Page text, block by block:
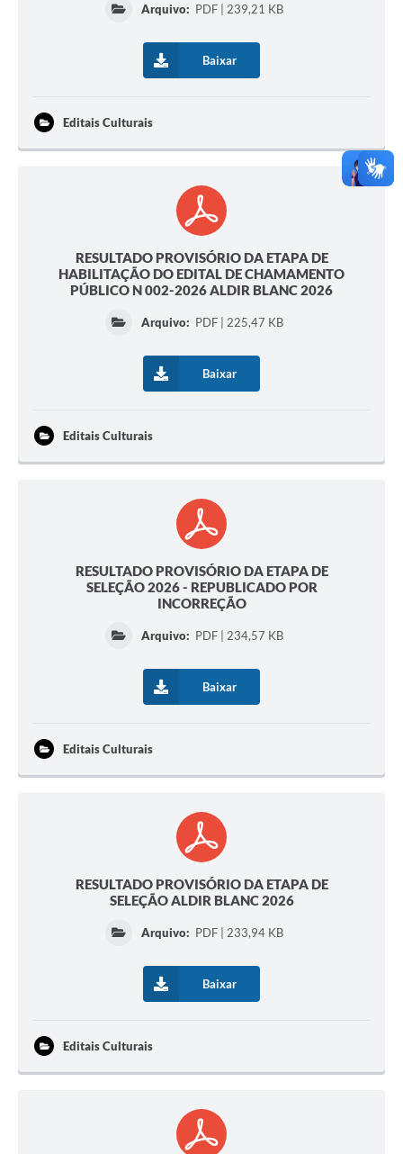
Arquivo: PDF | 239,21 KB
Baixar
Editais Culturais
RESULTADO PROVISÓRIO DA ETAPA DE
HABILITAÇÃO DO EDITAL DE CHAMAMENTO
PÚBLICO N 002-2026 ALDIR BLANC 2026
Arquivo: PDF | 225,47 KB
Baixar
Editais Culturais
RESULTADO PROVISÓRIO DA ETAPA DE
SELEÇÃO 2026 - REPUBLICADO POR
INCORREÇÃO
Arquivo: PDF | 234,57 KB
Baixar
Editais Culturais
RESULTADO PROVISÓRIO DA ETAPA DE
SELEÇÃO ALDIR BLANC 2026
Arquivo: PDF | 233,94 KB
Baixar
Editais Culturais